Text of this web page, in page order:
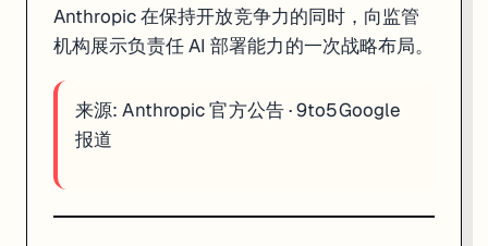
Anthropic 在保持开放竞争力的同时，向监管
机构展示负责任 AI 部署能力的一次战略布局。
来源:Anthropic 官方公告·9to5Google
报道